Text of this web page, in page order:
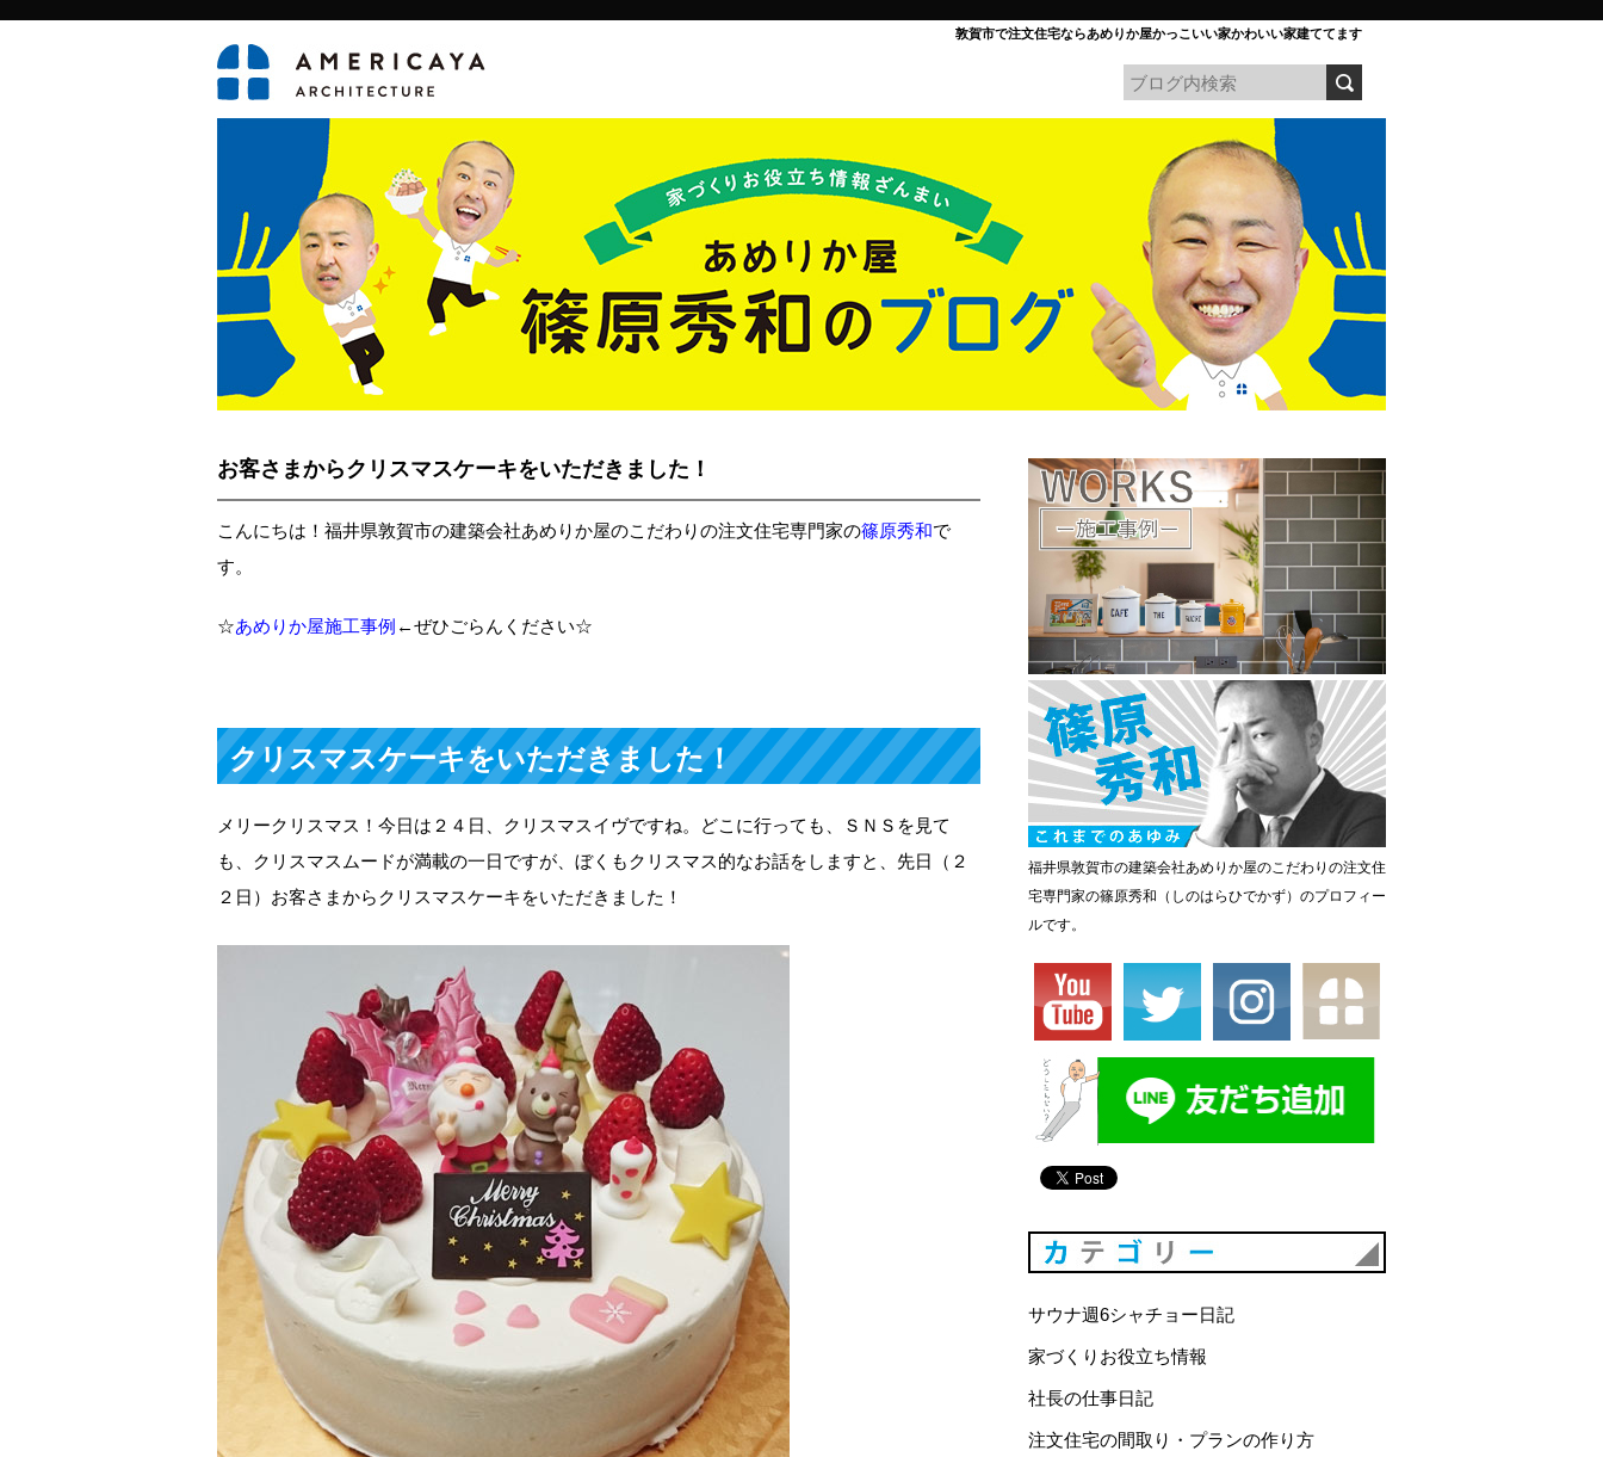
敦賀市で注文住宅ならあめりか屋かっこいい家かわいい家建ててます
お客さまからクリスマスケーキをいただきました！
こんにちは！福井県敦賀市の建築会社あめりか屋のこだわりの注文住宅専門家の篠原秀和で
す。
☆あめりか屋施工事例 ←ぜひごらんください☆
クリスマスケーキをいただきました！
メリークリスマス！今日は２４日、クリスマスイヴですね。どこに行っても、ＳＮＳを見て
も、クリスマスムードが満載の一日ですが、ぼくもクリスマス的なお話をしますと、先日（２
２日）お客さまからクリスマスケーキをいただきました！
福井県敦賀市の建築会社あめりか屋のこだわりの注文住
宅専門家の篠原秀和（しのはらひでかず）のプロフィー
ルです。
サウナ週6シャチョー日記
家づくりお役立ち情報
社長の仕事日記
注文住宅の間取り・プランの作り方